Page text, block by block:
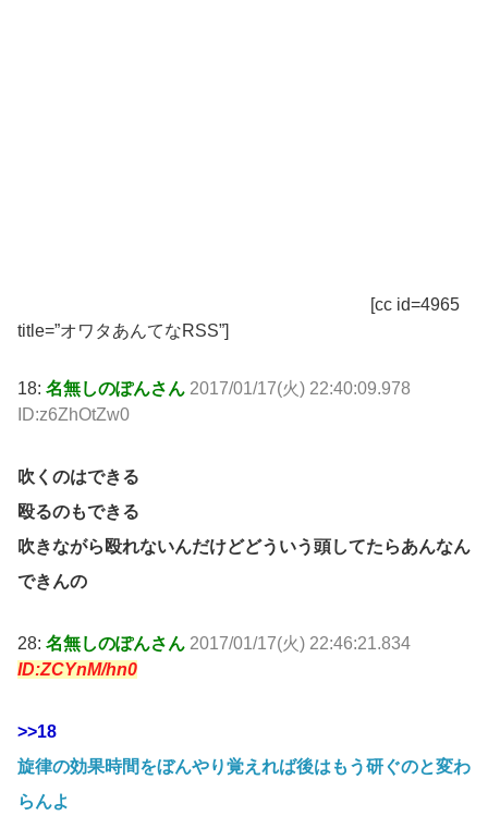
[cc id=4965
title=”オワタあんてなRSS”]
18: 名無しのぽんさん 2017/01/17(火) 22:40:09.978
ID:z6ZhOtZw0
吹くのはできる
殴るのもできる
吹きながら殴れないんだけどどういう頭してたらあんなん
できんの
28: 名無しのぽんさん 2017/01/17(火) 22:46:21.834
ID:ZCYnM/hn0
>>18
旋律の効果時間をぼんやり覚えれば後はもう研ぐのと変わ
らんよ